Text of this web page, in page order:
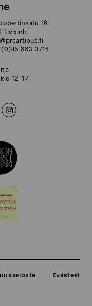
16
Helsinki
(0)45 883 3716
12–17
Evästeet